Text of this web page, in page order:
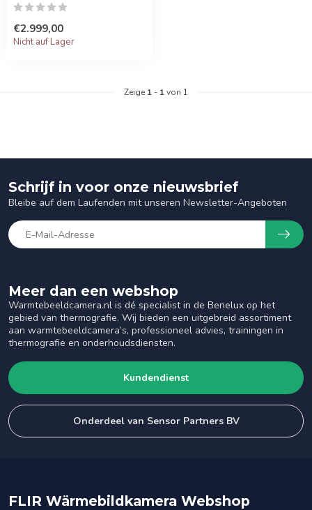
€2.999,00
Nicht auf Lager
Zeige 1 - 1von 1
Meer dan een webshop
Warmtebeeldcamera.nl is dé specialist in de Benelux op het
gebied van thermografie. Wij bieden een uitgebreid assortiment
aan warmtebeeldcamera’s, professioneel advies, trainingen in
thermografie en onderhoudsdiensten.
Kundendienst
Onderdeel van Sensor Partners BV
Schrijf in voor onze nieuwsbrief
Bleibe auf dem Laufenden mit unseren Newsletter-Angeboten
FLIR Wärmebildkamera Webshop